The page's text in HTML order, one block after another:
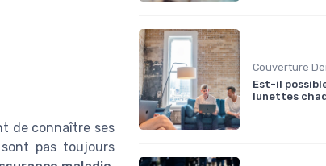
de connaître ses
pas toujours
Est-il
lunettes